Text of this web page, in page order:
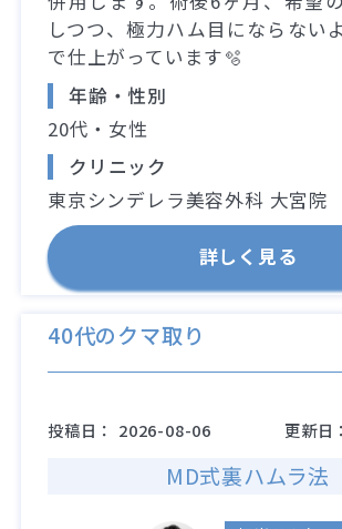
しつつ、極力ハム目にならない
で仕上がっています🫧
年齢・性別
20代・女性
クリニック
東京シンデレラ美容外科 大宮院
詳しく見る
40代のクマ取り
投稿日： 2026-08-06 更新日：
MD式裏ハムラ法